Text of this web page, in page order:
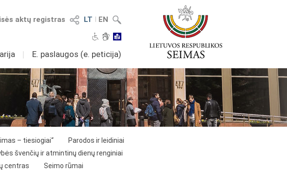
LT I EN
aktų registras
I E. paslaugos (e. peticija)
– tiesiogiai“
Parodos ir leidiniai
švenčių ir atmintinų dienų renginiai
centras Seimo rūmai